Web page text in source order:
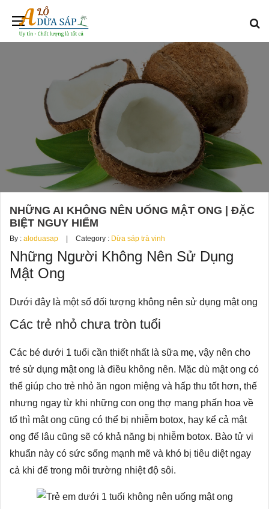
NHỮNG AI KHÔNG NÊN UỐNG MẬT ONG | ĐẶC
BIỆT NGUY HIỂM
By : aloduasap Category : Dừa sáp trà vinh
Những Người Không Nên Sử Dụng
Mật Ong
Dưới đây là một số đối tượng không nên sử dụng mật ong
Các trẻ nhỏ chưa tròn tuổi
Các bé dưới 1 tuổi cần thiết nhất là sữa mẹ, vậy nên cho
trẻ sử dụng mật ong là điều không nên. Mặc dù mật ong có
thể giúp cho trẻ nhỏ ăn ngon miệng và hấp thu tốt hơn, thế
nhưng ngay từ khi những con ong thợ mang phấn hoa về
tổ thì mật ong cũng có thể bị nhiễm botox, hay kể cả mật
ong để lâu cũng sẽ có khả năng bị nhiễm botox. Bào tử vi
khuẩn này có sức sống mạnh mẽ và khó bị tiêu diệt ngay
cả khi để trong môi trường nhiệt độ sôi.